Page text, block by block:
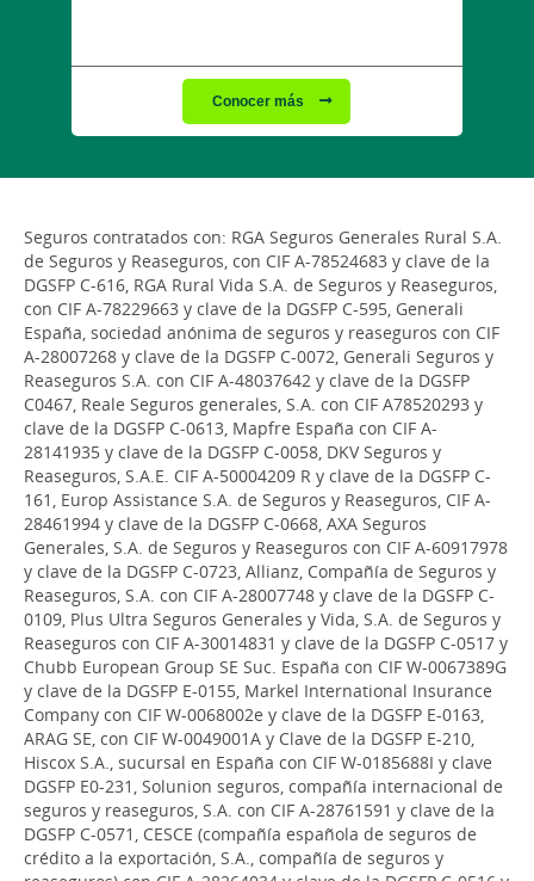
Conocer más
Seguros contratados con: RGA Seguros Generales Rural S.A.
de Seguros y Reaseguros, con CIF A-78524683 y clave de la
DGSFP C-616, RGA Rural Vida S.A. de Seguros y Reaseguros,
con CIF A-78229663 y clave de la DGSFP C-595, Generali
España, sociedad anónima de seguros y reaseguros con CIF
A-28007268 y clave de la DGSFP C-0072, Generali Seguros y
Reaseguros S.A. con CIF A-48037642 y clave de la DGSFP
C0467, Reale Seguros generales, S.A. con CIF A78520293 y
clave de la DGSFP C-0613, Mapfre España con CIF A-
28141935 y clave de la DGSFP C-0058, DKV Seguros y
Reaseguros, S.A.E. CIF A-50004209 R y clave de la DGSFP C-
161, Europ Assistance S.A. de Seguros y Reaseguros, CIF A-
28461994 y clave de la DGSFP C-0668, AXA Seguros
Generales, S.A. de Seguros y Reaseguros con CIF A-60917978
y clave de la DGSFP C-0723, Allianz, Compañía de Seguros y
Reaseguros, S.A. con CIF A-28007748 y clave de la DGSFP C-
0109, Plus Ultra Seguros Generales y Vida, S.A. de Seguros y
Reaseguros con CIF A-30014831 y clave de la DGSFP C-0517 y
Chubb European Group SE Suc. España con CIF W-0067389G
y clave de la DGSFP E-0155, Markel International Insurance
Company con CIF W-0068002e y clave de la DGSFP E-0163,
ARAG SE, con CIF W-0049001A y Clave de la DGSFP E-210,
Hiscox S.A., sucursal en España con CIF W-0185688I y clave
DGSFP E0-231, Solunion seguros, compañía internacional de
seguros y reaseguros, S.A. con CIF A-28761591 y clave de la
DGSFP C-0571, CESCE (compañía española de seguros de
crédito a la exportación, S.A., compañía de seguros y